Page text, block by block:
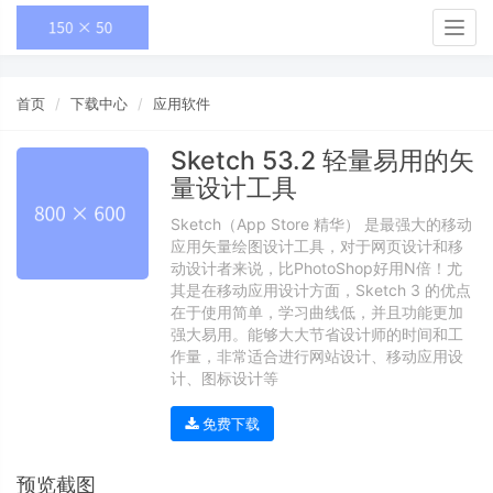
首页 下载中心 应用软件
Sketch 53.2 轻量易用的矢
量设计工具
Sketch（App Store 精华） 是最强大的移动
应用矢量绘图设计工具，对于网页设计和移
动设计者来说，比PhotoShop好用N倍！尤
其是在移动应用设计方面，Sketch 3 的优点
在于使用简单，学习曲线低，并且功能更加
强大易用。能够大大节省设计师的时间和工
作量，非常适合进行网站设计、移动应用设
计、图标设计等
免费下载
预览截图